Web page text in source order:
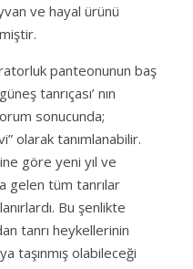
ve hayal ürünü
panteonunun baş
tanrıçası’ nın
sonucunda;
olarak tanımlanabilir.
göre yeni yıl ve
gelen tüm tanrılar
Bu şenlikte
tanrı heykellerinin
taşınmış olabileceği